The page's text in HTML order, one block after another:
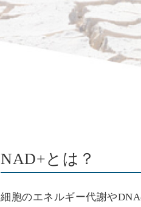
NAD+とは？
細胞のエネルギー代謝や